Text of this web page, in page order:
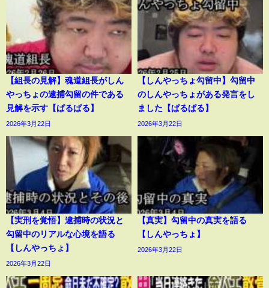
【組長の見解】魂道組長がしん
やっちょの逮捕勾留の件である
見解を示す【ぱるぱる】
2026年3月22日
【しんやっちょ勾留中】勾留中
のしんやっちょがある発言をし
ました【ぱるぱる】
2026年3月22日
【実刑を覚悟】逮捕時の状況と
勾留中のリアルな心境を語る
【しんやっちょ】
2026年3月22日
【真実】勾留中の真実を語る
【しんやっちょ】
2026年3月22日